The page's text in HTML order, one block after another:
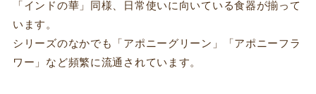
「インドの華」同様、日常使いに向いている食器が揃って
います。
シリーズのなかでも「アポニーグリーン」「アポニーフラ
ワー」など頻繁に流通されています。